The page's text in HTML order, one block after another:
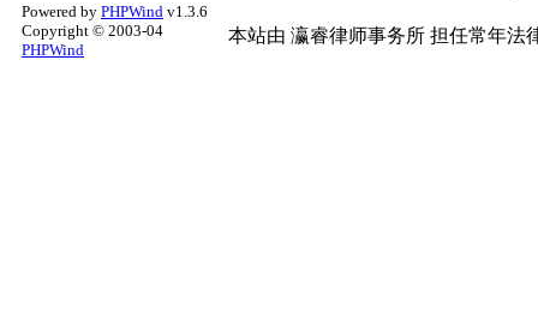
Powered by PHPWind v1.3.6
Copyright © 2003-04
PHPWind
本站由 瀛睿律师事务所 担任常年法